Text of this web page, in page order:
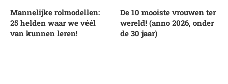
Mannelijke rolmodellen:
25 helden waar we véél
van kunnen leren!
De 10 mooiste vrouwen ter
wereld! (anno 2026, onder
de 30 jaar)